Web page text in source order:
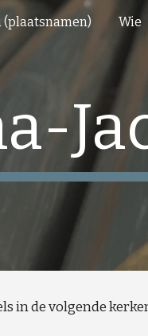
to main content
(plaatsnamen) Wie
in de volgende